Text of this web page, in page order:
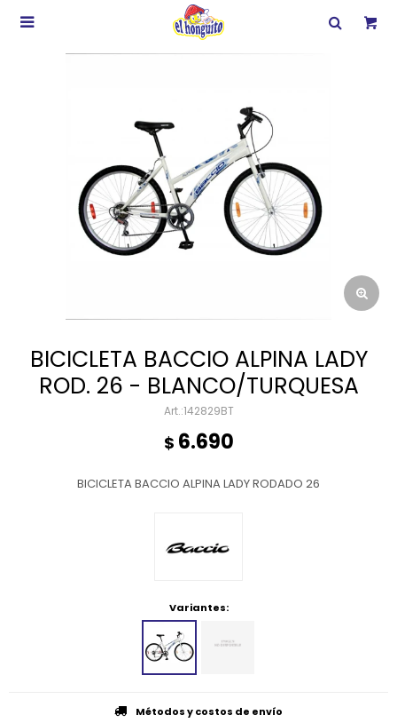

BICICLETA BACCIO ALPINA LADY
ROD. 26 - BLANCO/TURQUESA
142829BT
$ 6.690
BICICLETA BACCIO ALPINA LADY RODADO 26
Variantes:
Métodos y costos de envío